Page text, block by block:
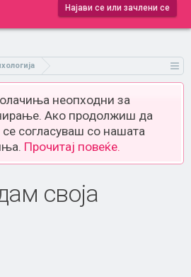
Најави се или зачлени се
неопходни за
Ако продолжиш да
согласуваш со нашата
Прочитај повеќе.
своја